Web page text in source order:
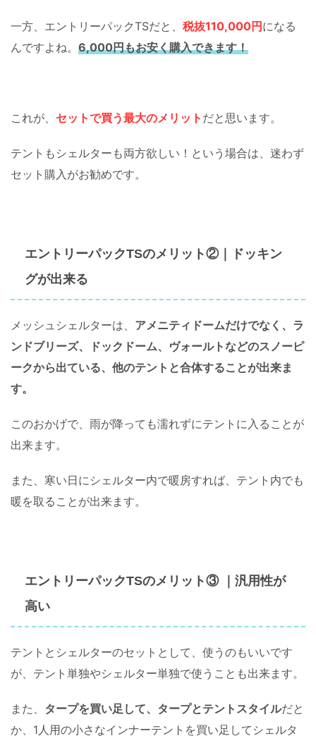
一方、エントリーパックTSだと、 税抜110,000円 になる
んですよね。 6,000円もお安く購入できます！
これが、 セットで買う最大のメリット だと思います。
テントもシェルターも両方欲しい！という場合は、迷わず
セット購入がお勧めです。
エントリーパックTSのメリット②｜ドッキン
グが出来る
メッシュシェルターは、 アメニティドームだけでなく、ラ
ンドブリーズ、ドックドーム、ヴォールトなどのスノーピ
ークから出ている、他のテントと合体することが出来ま
す。
このおかげで、雨が降っても濡れずにテントに入ることが
出来ます。
また、寒い日にシェルター内で暖房すれば、テント内でも
暖を取ることが出来ます。
エントリーパックTSのメリット③ ｜汎用性が
高い
テントとシェルターのセットとして、使うのもいいです
が、テント単独やシェルター単独で使うことも出来ます。
また、 タープを買い足して、タープとテントスタイルだと
か、1人用の小さなインナーテントを買い足してシェルタ